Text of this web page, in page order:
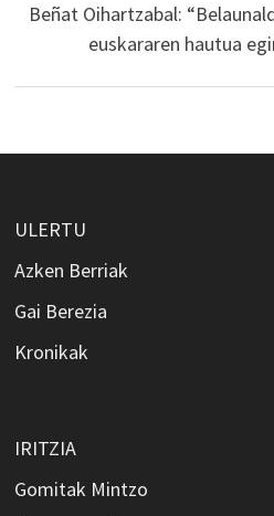
Beñat Oihartzabal:
euskararen hautua
ULERTU
Azken Berriak
Gai Berezia
Kronikak
IRITZIA
Gomitak Mintzo